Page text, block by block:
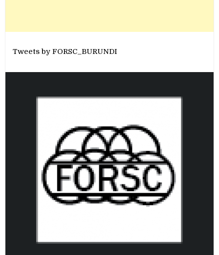
Tweets by FORSC_BURUNDI